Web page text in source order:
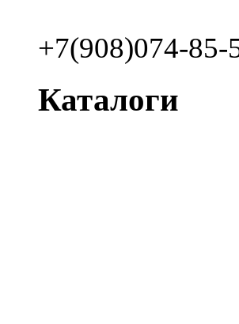
+7(908)074-85-
Каталоги